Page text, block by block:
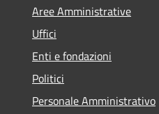
Aree Amministrative
Uffici
Enti e fondazioni
Politici
Personale Amministrativo